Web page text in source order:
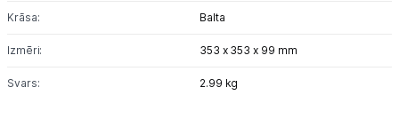
Krāsa: Balta
Izmēri: 353 x 353 x 99 mm
Svars: 2.99 kg